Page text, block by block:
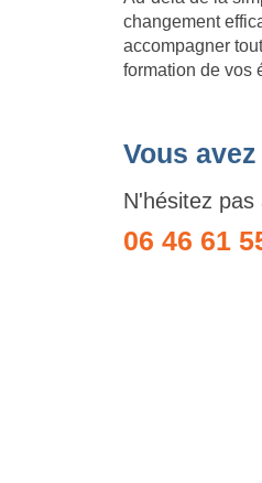
changement
accompagner
formation de vos
Vous
N'hésitez
06 46 61